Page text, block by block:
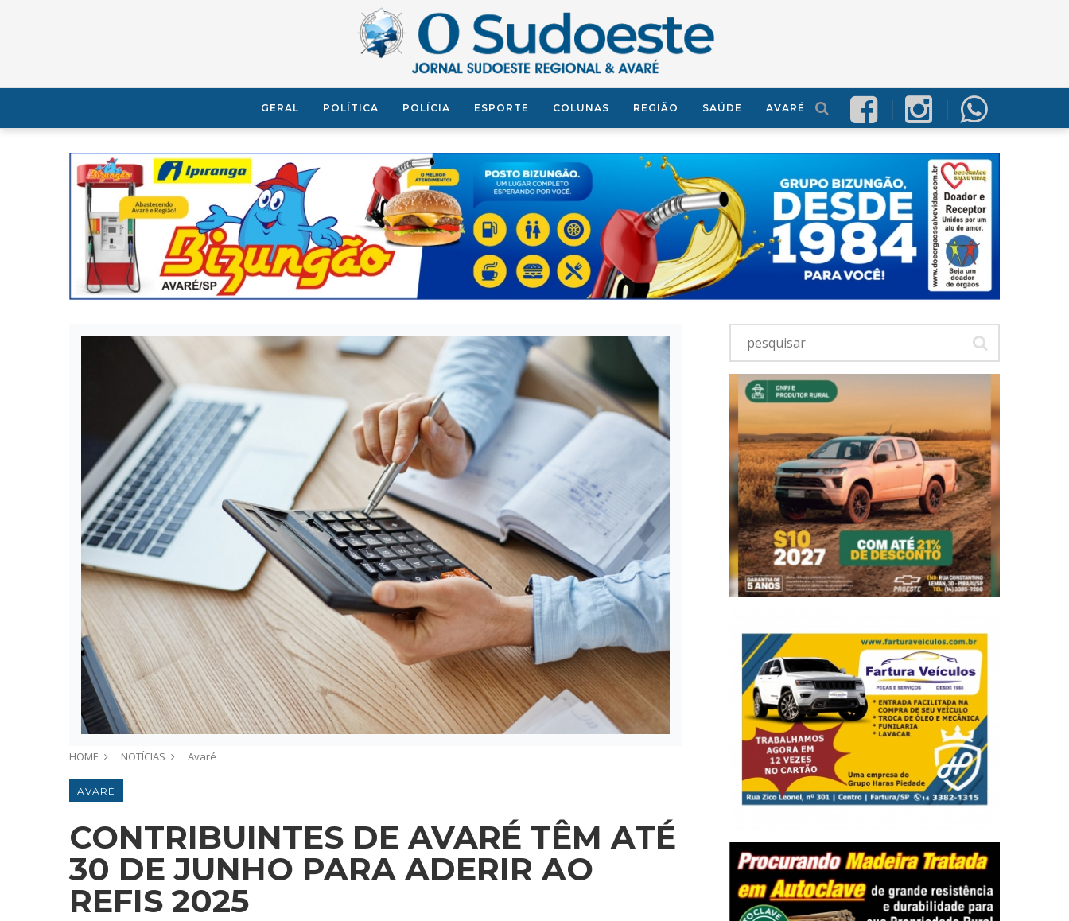
GERAL POLÍTICA POLÍCIA ESPORTE COLUNAS REGIÃO SAÚDE AVARÉ
HOME NOTÍCIAS Avaré
AVARÉ
CONTRIBUINTES DE AVARÉ TÊM ATÉ
30 DE JUNHO PARA ADERIR AO
REFIS 2025